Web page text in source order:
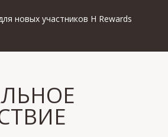
новых участников H Rewards